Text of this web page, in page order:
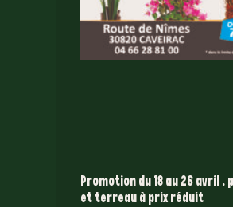
Promotion du 18 au 26 avril ,
et terreau à prix réduit